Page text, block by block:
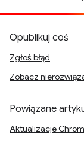
Opublikuj coś
Zgłoś błąd
Zobacz
Powiązane
Aktualizacje